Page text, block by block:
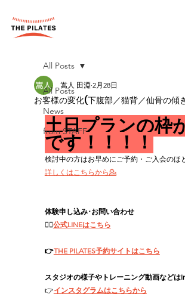
All Posts
News
from STAFF
All Posts
お客様の変化(下腹部／猫背／仙骨の傾
嵩人 田淵 2月28日
土日プランの枠
です！！！！
検討中の方はお早めにご予約・ご入会のほ
詳しくはこちらから💁
体験申し込み･お問い合わせ
👉🏻公式LINEはこちら
👉THE PILATES予約サイトはこちら
スタジオの様子やトレーニング動画などは
👉インスタグラムはこちらから